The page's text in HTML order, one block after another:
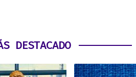
DESTACADO